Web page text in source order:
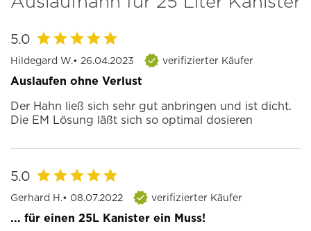
5.0
Hildegard W.• 26.04.2023 verifizierter Käufer
Auslaufen ohne Verlust
Der Hahn ließ sich sehr gut anbringen und ist dicht.
Die EM Lösung läßt sich so optimal dosieren
5.0
Gerhard H.• 08.07.2022 verifizierter Käufer
... für einen 25L Kanister ein Muss!